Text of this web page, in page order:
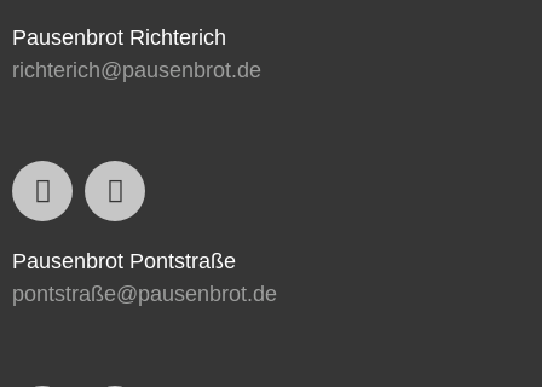
Pausenbrot Richterich
richterich@pausenbrot.de
Pausenbrot Pontstraße
pontstraße@pausenbrot.de